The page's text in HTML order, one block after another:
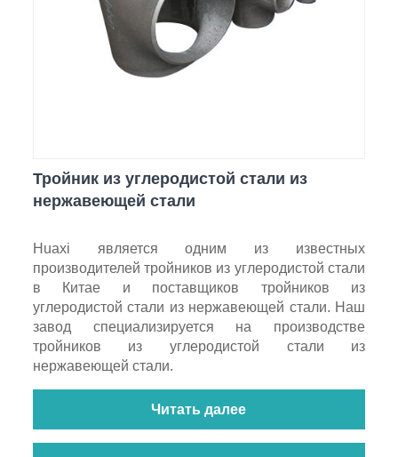
Тройник из углеродистой стали из
нержавеющей стали
Huaxi является одним из известных
производителей тройников из углеродистой стали
в Китае и поставщиков тройников из
углеродистой стали из нержавеющей стали. Наш
завод специализируется на производстве
тройников из углеродистой стали из
нержавеющей стали.
Читать далее